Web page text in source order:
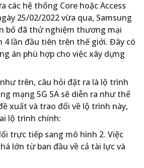
các hệ thống Core hoặc Access
25/02/2022 vừa qua, Samsung
bố đã thử nghiệm thương mại
4 lần đầu tiên trên thế giới. Đây có
án phù hợp cho việc xây dựng
trên, câu hỏi đặt ra là lộ trình
mạng 5G SA sẽ diễn ra như thế
xuất và trao đổi về lộ trình này,
lộ trình chính:
trực tiếp sang mô hình 2. Việc
lớn từ ban đầu về cả tài lực và